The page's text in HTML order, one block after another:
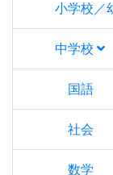
小学校／
中学校
国語
社会
数学